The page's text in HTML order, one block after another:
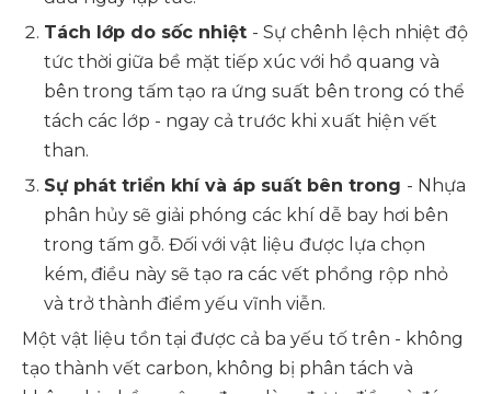
Tách lớp do sốc nhiệt - Sự chênh lệch nhiệt độ
tức thời giữa bề mặt tiếp xúc với hồ quang và
bên trong tấm tạo ra ứng suất bên trong có thể
tách các lớp - ngay cả trước khi xuất hiện vết
than.
Sự phát triển khí và áp suất bên trong - Nhựa
phân hủy sẽ giải phóng các khí dễ bay hơi bên
trong tấm gỗ. Đối với vật liệu được lựa chọn
kém, điều này sẽ tạo ra các vết phồng rộp nhỏ
và trở thành điểm yếu vĩnh viễn.
Một vật liệu tồn tại được cả ba yếu tố trên - không
tạo thành vết carbon, không bị phân tách và